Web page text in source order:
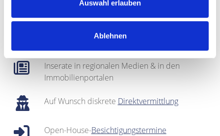
Auswahl erlauben
Ablehnen
Regionales Netzwerk inklusive sehr gut
Interessentenkartei
Inserate in regionalen Medien & in den
Immobilienportalen
Auf Wunsch diskrete Direktvermittlung
Open-House-Besichtigungstermine